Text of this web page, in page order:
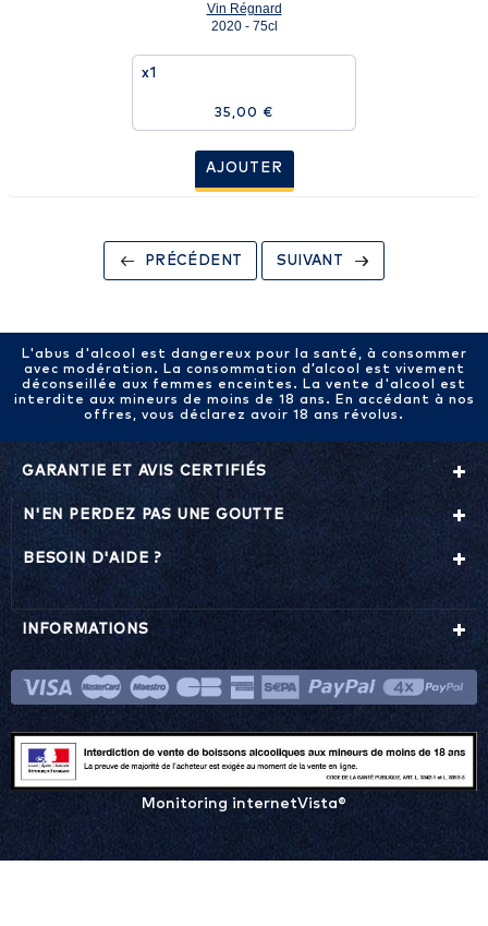
Vin Régnard
2020 - 75cl
x1
35,00 €
AJOUTER
PRÉCÉDENT SUIVANT
L'abus d'alcool est dangereux pour la santé, à consommer
avec modération. La consommation d’alcool est vivement
déconseillée aux femmes enceintes. La vente d'alcool est
interdite aux mineurs de moins de 18 ans. En accédant à nos
offres, vous déclarez avoir 18 ans révolus.
GARANTIE ET AVIS CERTIFIÉS
N'EN PERDEZ PAS UNE GOUTTE
BESOIN D'AIDE ?
INFORMATIONS
Monitoring internetVista®